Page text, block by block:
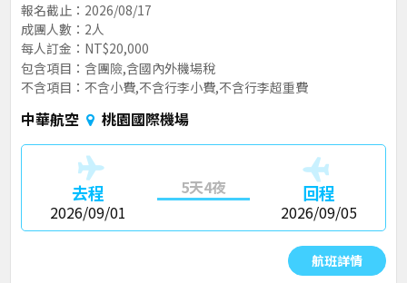
報名截止：2026/08/17
成團人數：2人
每人訂金：NT$20,000
包含項目：含團險,含國內外機場稅
不含項目：不含小費,不含行李小費,不含行李超重費
中華航空 桃園國際機場
去程
2026/09/01
5天4夜 回程
2026/09/05
航班詳情